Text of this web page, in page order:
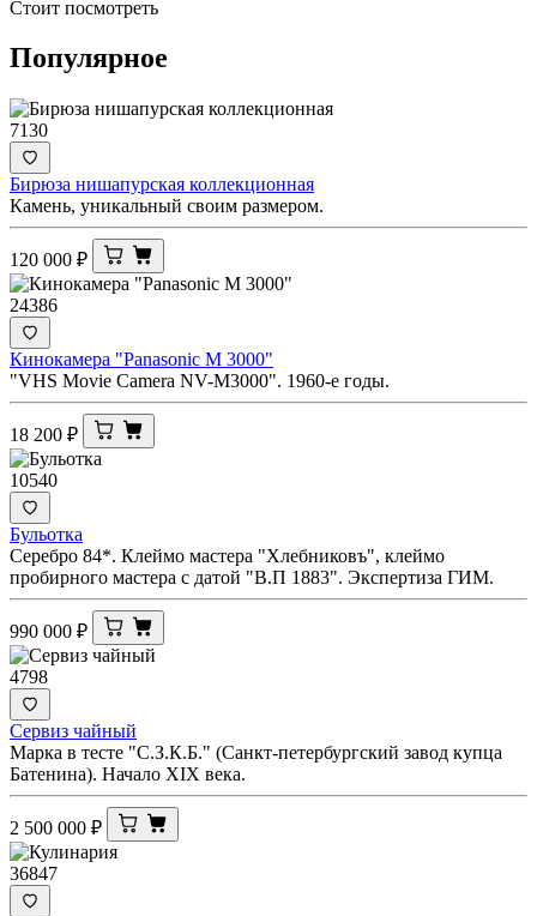
Стоит посмотреть
Популярное
7130
Бирюза нишапурская коллекционная
Камень, уникальный своим размером.
120 000 ₽
24386
Кинокамера "Panasonic M 3000"
"VHS Movie Camera NV-M3000". 1960-е годы.
18 200 ₽
10540
Бульотка
Серебро 84*. Клеймо мастера "Хлебниковъ", клеймо
пробирного мастера с датой "В.П 1883". Экспертиза ГИМ.
990 000 ₽
4798
Сервиз чайный
Марка в тесте "С.З.К.Б." (Санкт-петербургский завод купца
Батенина). Начало XIX века.
2 500 000 ₽
36847